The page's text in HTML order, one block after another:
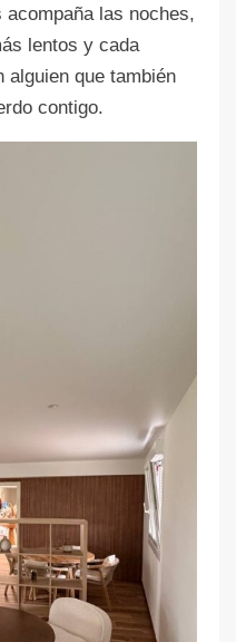
las noches,
lentos y cada
que también
contigo.